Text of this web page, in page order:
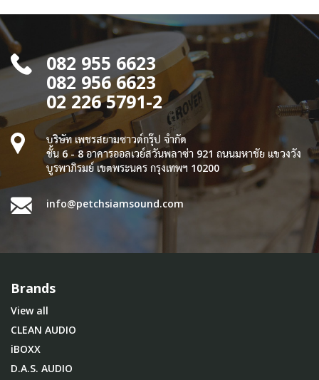
082 955 6623
082 956 6623
02 226 5791-2
บริษัท เพชรสยามซาวด์กรุ๊ป จำกัด
ชั้น 6 - 8 อาคารออลเวย์สวันพลาซ่า 921 ถนนมหาชัย แขวงวัง
บูรพาภิรมย์ เขตพระนคร กรุงเทพฯ 10200
info@petchsiamsound.com
Brands
View all
CLEAN AUDIO
iBOXX
D.A.S. AUDIO